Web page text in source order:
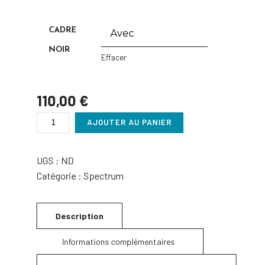
CADRE
NOIR
Effacer
110,00 €
QUANTITÉ
AJOUTER AU PANIER
UGS : ND
Catégorie : Spectrum